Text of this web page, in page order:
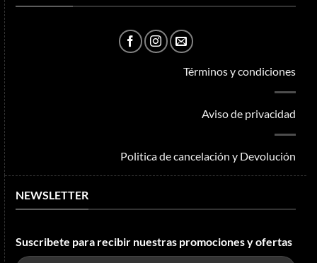
Términos y condiciones
Aviso de privacidad
Politica de cancelación y Devolución
NEWSLETTER
Suscribete para recibir nuestras promociones y ofertas